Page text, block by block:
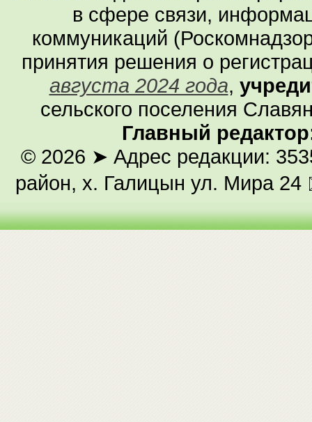
в сфере связи,
коммуникаций
принятия решения о
августа 2024 года,
сельского поселения
Главный
© 2026 ➤ Адрес редакции:
район, х. Галицын ул. Мира